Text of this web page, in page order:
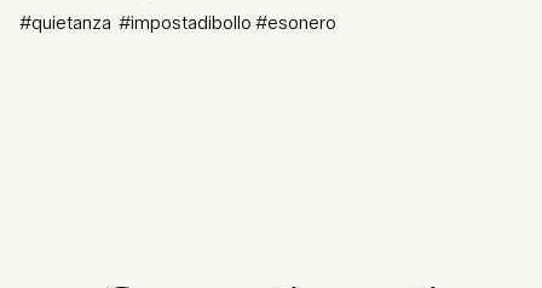
#quietanza #impostadibollo #esonero